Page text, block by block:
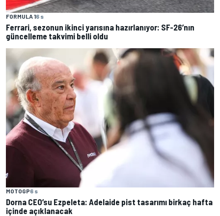
FORMULA 16 s
Ferrari, sezonun ikinci yarısına hazırlanıyor: SF-26’nın
güncelleme takvimi belli oldu
MOTOGP6 s
Dorna CEO’su Ezpeleta: Adelaide pist tasarımı birkaç hafta
içinde açıklanacak